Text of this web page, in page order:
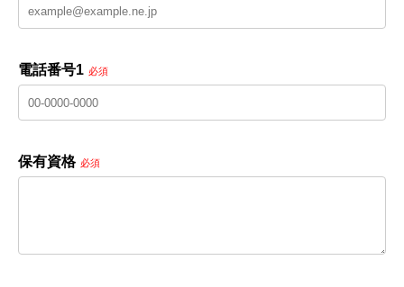
電話番号1 必須
保有資格 必須